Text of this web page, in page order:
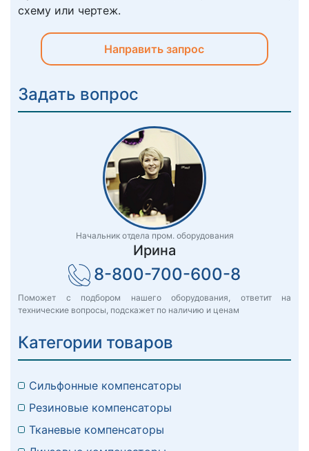
схему или чертеж.
Направить запрос
Задать вопрос
Начальник отдела пром. оборудования
Ирина
8-800-700-600-8
Поможет с подбором нашего оборудования, ответит на
технические вопросы, подскажет по наличию и ценам
Категории товаров
Сильфонные компенсаторы
Резиновые компенсаторы
Тканевые компенсаторы